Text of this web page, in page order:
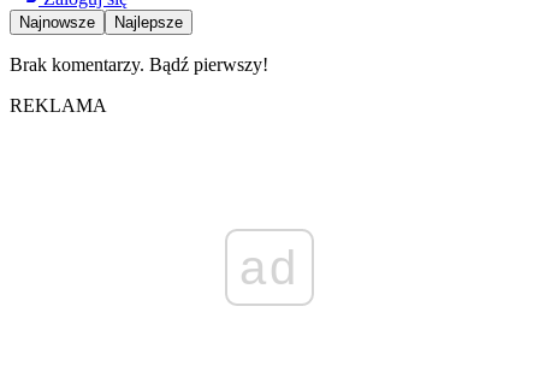
Najnowsze Najlepsze
Brak komentarzy. Bądź pierwszy!
REKLAMA
ad